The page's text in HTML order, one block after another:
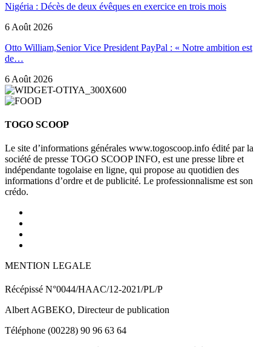
Nigéria : Décès de deux évêques en exercice en trois mois
6 Août 2026
Otto William,Senior Vice President PayPal : « Notre ambition est
de…
6 Août 2026
TOGO SCOOP
Le site d’informations générales www.togoscoop.info édité par la
société de presse TOGO SCOOP INFO, est une presse libre et
indépendante togolaise en ligne, qui propose au quotidien des
informations d’ordre et de publicité. Le professionnalisme est son
crédo.
MENTION LEGALE
Récépissé N°0044/HAAC/12-2021/PL/P
Albert AGBEKO, Directeur de publication
Téléphone (00228) 90 96 63 64